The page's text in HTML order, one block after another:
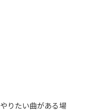
募集！！
りたい曲がある場